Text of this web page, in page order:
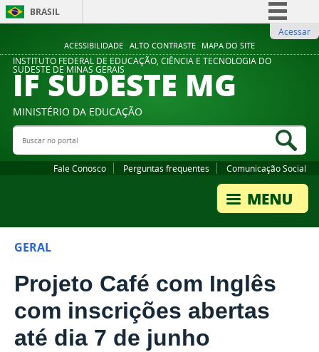
ACESSIBILIDADE ALTO CONTRASTE MAPA DO SITE
BRASIL
Comunica BR
Participe
Legislação
Acessar
INSTITUTO FEDERAL DE EDUCAÇÃO, CIÊNCIA E TECNOLOGIA DO
SUDESTE DE MINAS GERAIS
IF SUDESTE MG
MINISTÉRIO DA EDUCAÇÃO
Buscar no portal
Fale Conosco Perguntas frequentes Comunicação Social
GERAL
Projeto Café com Inglês
com inscrições abertas
até dia 7 de junho